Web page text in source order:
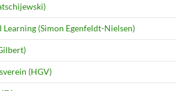
Learning (Simon Egenfeldt-Nielsen)
(HGV)